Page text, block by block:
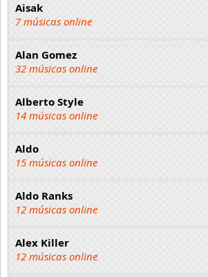
Aisak
7 músicas online
Alan Gomez
32 músicas online
Alberto Style
14 músicas online
Aldo
15 músicas online
Aldo Ranks
12 músicas online
Alex Killer
12 músicas online